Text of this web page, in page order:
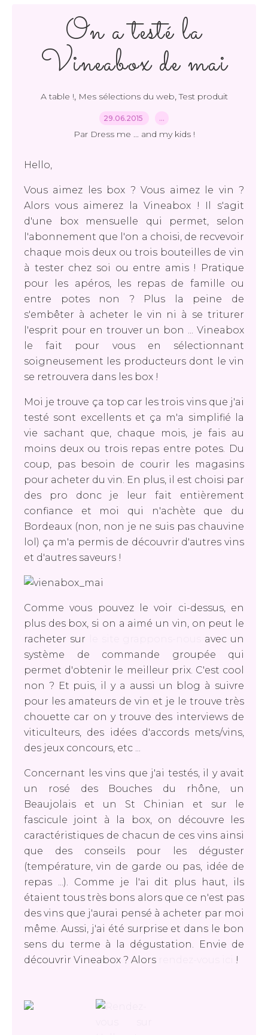
On a testé la
Vineabox de mai
A table !, Mes sélections du web,Test produit
29.06.2015 …
Par Dress me ... and my kids !
Hello,
Vous aimez les box ? Vous aimez le vin ?
Alors vous aimerez la Vineabox ! Il s'agit
d'une box mensuelle qui permet, selon
l'abonnement que l'on a choisi, de recvevoir
chaque mois deux ou trois bouteilles de vin
à tester chez soi ou entre amis ! Pratique
pour les apéros, les repas de famille ou
entre potes non ? Plus la peine de
s'embêter à acheter le vin ni à se triturer
l'esprit pour en trouver un bon ... Vineabox
le fait pour vous en sélectionnant
soigneusement les producteurs dont le vin
se retrouvera dans les box !
Moi je trouve ça top car les trois vins que j'ai
testé sont excellents et ça m'a simplifié la
vie sachant que, chaque mois, je fais au
moins deux ou trois repas entre potes. Du
coup, pas besoin de courir les magasins
pour acheter du vin. En plus, il est choisi par
des pro donc je leur fait entièrement
confiance et moi qui n'achète que du
Bordeaux (non, non je ne suis pas chauvine
lol) ça m'a permis de découvrir d'autres vins
et d'autres saveurs !
Comme vous pouvez le voir ci-dessus, en
plus des box, si on a aimé un vin, on peut le
racheter sur
avec un
système de commande groupée qui
permet d'obtenir le meilleur prix. C'est cool
non ? Et puis, il y a aussi un blog à suivre
pour les amateurs de vin et je le trouve très
chouette car on y trouve des interviews de
viticulteurs, des idées d'accords mets/vins,
des jeux concours, etc ...
Concernant les vins que j'ai testés, il y avait
un rosé des Bouches du rhône, un
Beaujolais et un St Chinian et sur le
fascicule joint à la box, on découvre les
caractéristiques de chacun de ces vins ainsi
que des conseils pour les déguster
(température, vin de garde ou pas, idée de
repas ...). Comme je l'ai dit plus haut, ils
étaient tous très bons alors que ce n'est pas
des vins que j'aurai pensé à acheter par moi
même. Aussi, j'ai été surprise et dans le bon
sens du terme à la dégustation. Envie de
découvrir Vineabox ? Alors
!